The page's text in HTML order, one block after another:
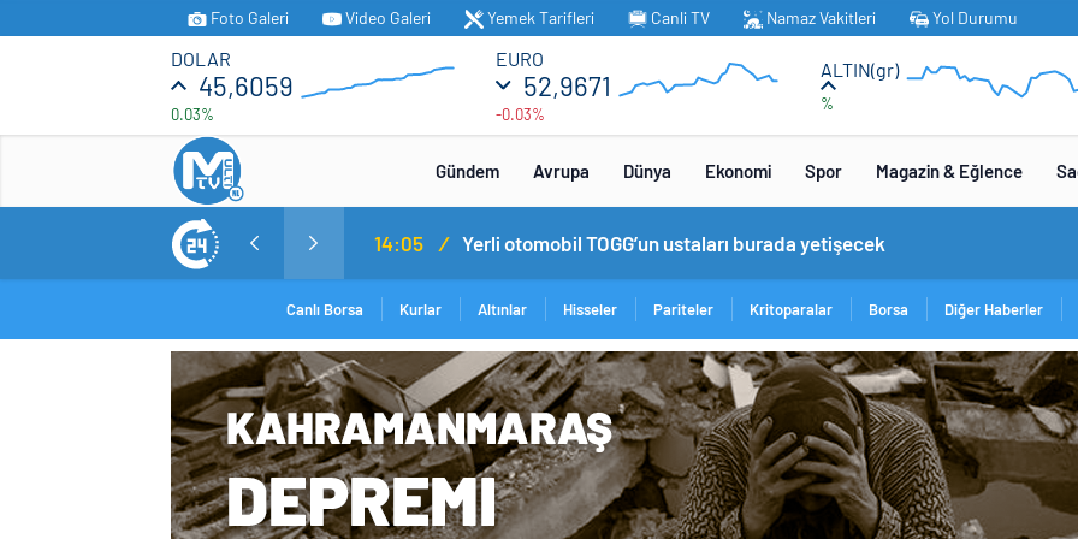
Foto Galeri Video Galeri Yemek Tarifleri Canli TV Namaz Vakitleri Yol Durumu
DOLAR
45,6059
0.03%
EURO
52,9671
-0.03%
ALTIN(gr)
%
Gündem Avrupa Dünya Ekonomi Spor Magazin & Eğlence
MİT’ten Irak’ın kuzeyinde operasyon: Ramazan Güneş Türkiye’ye getirildi 14:05 / Yerli otomobil TOGG’un ustaları burada yetişecek
Canlı Borsa Kurlar Altınlar Hisseler Pariteler Kritoparalar Borsa Diğer Haberler